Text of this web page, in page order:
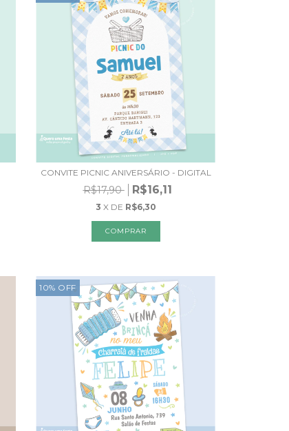
CONVITE PICNIC ANIVERSÁRIO - DIGITAL
R$17,90 R$16,11
3 X DE R$6,30
10% OFF